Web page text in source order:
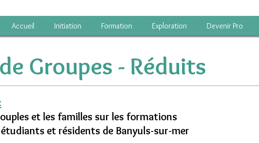
Accueil Initiation Formation Exploration Devenir Pro
Groupes - Réduits
et les familles sur les formations
et résidents de Banyuls-sur-mer